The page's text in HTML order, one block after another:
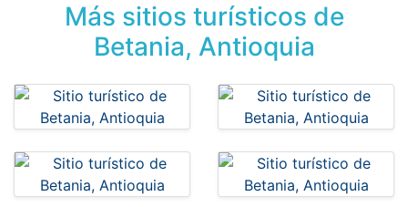
Más sitios turísticos de
Betania, Antioquia